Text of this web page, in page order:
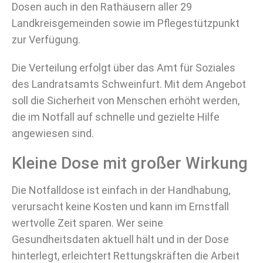
Dosen auch in den Rathäusern aller 29
Landkreisgemeinden sowie im Pflegestützpunkt
zur Verfügung.
Die Verteilung erfolgt über das Amt für Soziales
des Landratsamts Schweinfurt. Mit dem Angebot
soll die Sicherheit von Menschen erhöht werden,
die im Notfall auf schnelle und gezielte Hilfe
angewiesen sind.
Kleine Dose mit großer Wirkung
Die Notfalldose ist einfach in der Handhabung,
verursacht keine Kosten und kann im Ernstfall
wertvolle Zeit sparen. Wer seine
Gesundheitsdaten aktuell hält und in der Dose
hinterlegt, erleichtert Rettungskräften die Arbeit